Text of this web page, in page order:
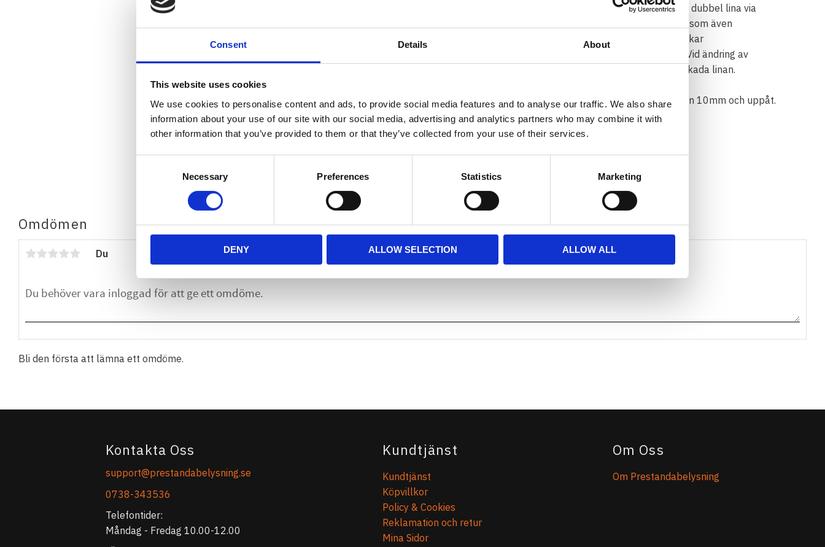
Consent Details About
This website uses cookies
We use cookies to personalise content and ads, to provide social media features and to analyse our traffic. We also share
information about your use of our site with our social media, advertising and analytics partners who may combine it with
other information that you’ve provided to them or that they’ve collected from your use of their services.
Necessary Preferences Statistics Marketing
DENY ALLOW SELECTION ALLOW ALL
Rätt använt är brytblocket ovärderligt. Med användning av dubbel lina via
brytblocket kan vinschens dragkraft fördubblas samtidigt som även
bromskraften fördubblas. Då vinschen jobbar lättare minskar
värmeutvecklingen och ampere förbrukningen väsentligt. Vid ändring av
dragriktningen kommer brytblocket väl till pass utan att skada linan.
För vinschar med upp till 16 363 kg dragkraft och linor från 10mm och uppåt.
Dela med dig
Omdömen
Du
Bli den första att lämna ett omdöme.
Kontakta Oss
support@prestandabelysning.se
0738-343536
Telefontider:
Måndag - Fredag 10.00-12.00
Kundtjänst
Kundtjänst
Köpvillkor
Policy & Cookies
Reklamation och retur
Mina Sidor
Om Oss
Om Prestandabelysning